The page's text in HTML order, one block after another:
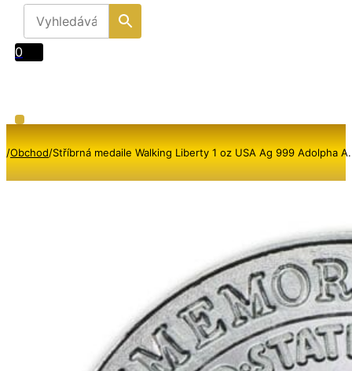
0
/Obchod/Stříbrná medaile Walking Liberty 1 oz USA Ag 999 Adolpha